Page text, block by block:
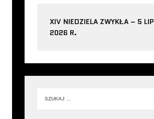
XIV NIEDZIELA ZWYKŁA – 5
2026 R.